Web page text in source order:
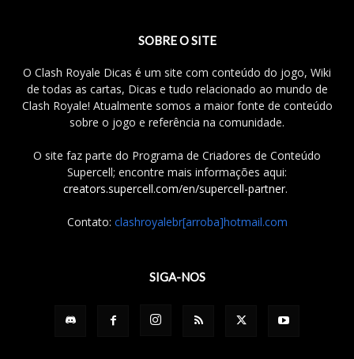
SOBRE O SITE
O Clash Royale Dicas é um site com conteúdo do jogo, Wiki
de todas as cartas, Dicas e tudo relacionado ao mundo de
Clash Royale! Atualmente somos a maior fonte de conteúdo
sobre o jogo e referência na comunidade.
O site faz parte do Programa de Criadores de Conteúdo
Supercell; encontre mais informações aqui:
creators.supercell.com/en/supercell-partner.
Contato: clashroyalebr[arroba]hotmail.com
SIGA-NOS